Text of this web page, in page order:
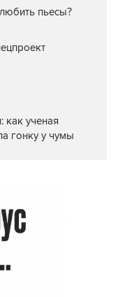
пьесы?
как ученая
гонку у чумы